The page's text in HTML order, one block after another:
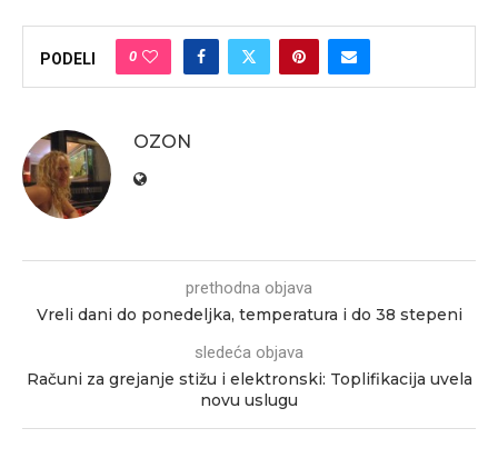
PODELI 0
OZON
prethodna objava
Vreli dani do ponedeljka, temperatura i do 38 stepeni
sledeća objava
Računi za grejanje stižu i elektronski: Toplifikacija uvela
novu uslugu